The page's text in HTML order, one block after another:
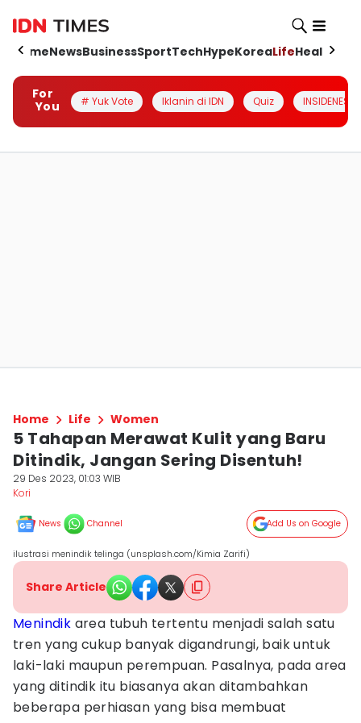
HomeNewsBusinessSportTechHypeKoreaLifeHealth
For
You
# Yuk Vote Iklanin di IDN Quiz INSIDENESIA
Home Life Women
5 Tahapan Merawat Kulit yang Baru
Ditindik, Jangan Sering Disentuh!
29 Des 2023, 01:03 WIB
Kori
News Channel Add Us on Google
ilustrasi menindik telinga (unsplash.com/Kimia Zarifi)
Share Article
Menindik area tubuh tertentu menjadi salah satu
tren yang cukup banyak digandrungi, baik untuk
laki-laki maupun perempuan. Pasalnya, pada area
yang ditindik itu biasanya akan ditambahkan
beberapa perhiasan yang bisa membuat